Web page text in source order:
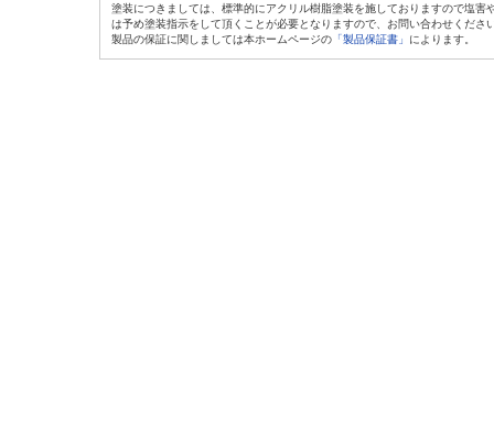
塗装につきましては、標準的にアクリル樹脂塗装を施しておりますので塩害
は予め塗装指示をして頂くことが必要となりますので、お問い合わせくださ
製品の保証に関しましては本ホームページの 「製品保証書」 によります。